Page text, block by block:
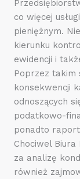
co więcej
pieniężnym.
kierunku
ewidencji i
Poprzez takim
konsekwencji
odnoszących
podatkowo-
ponadto
Chociwel
za analizę
również